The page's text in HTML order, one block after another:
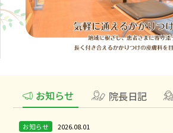
お知らせ 院長日記
お知らせ 2026.08.01